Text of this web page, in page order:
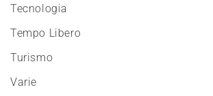
Tecnologia
Tempo Libero
Turismo
Varie